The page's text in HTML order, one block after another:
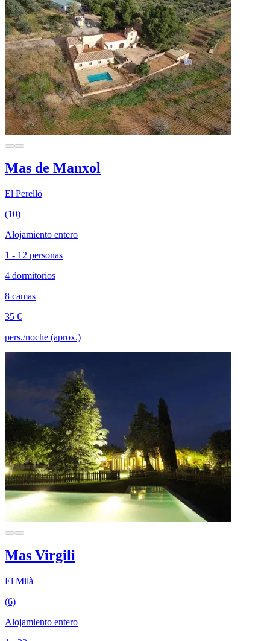
Mas de Manxol
El Perelló
(10)
Alojamiento entero
1 - 12 personas
4 dormitorios
8 camas
35 €
pers./noche (aprox.)
Mas Virgili
El Milà
(6)
Alojamiento entero